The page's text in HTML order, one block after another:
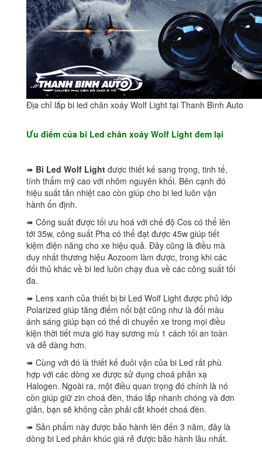
Địa chỉ lắp bi led chân xoáy Wolf Light tại Thanh Bình Auto
Ưu điểm của bi Led chân xoáy Wolf Light đem lại
➠ Bi Led Wolf Light được thiết kế sang trọng, tinh tế,
tính thẩm mỹ cao với nhôm nguyên khối. Bên cạnh đó
hiệu suất tản nhiệt cao còn giúp cho bi led luôn vận
hành ổn định.
➠ Công suất được tối ưu hoá với chế độ Cos có thể lên
tới 35w, công suất Pha có thể đạt được 45w giúp tiết
kiệm điện năng cho xe hiệu quả. Đây cũng là điều mà
duy nhất thương hiệu Aozoom làm được, trong khi các
đối thủ khác về bi led luôn chạy đua về các công suất tối
đa.
➠ Lens xanh của thiết bị bi Led Wolf Light được phủ lớp
Polarized giúp tăng điểm nổi bật cũng như là đổi màu
ánh sáng giúp bạn có thể di chuyển xe trong mọi điều
kiện thời tiết mưa gió hay sương mù 1 cách tối an toàn
và dễ dàng hơn.
➠ Cùng với đó là thiết kế đuôi vặn của bi Led rất phù
hợp với các dòng xe được sử dụng choá phản xạ
Halogen. Ngoài ra, một điều quan trọng đó chính là nó
còn giúp giữ zin choá đèn, tháo lắp nhanh chóng và đơn
giản, bạn sẽ không cần phải cắt khoét choá đèn.
➠ Sản phẩm này được bảo hành lên đến 3 năm, đây là
dòng bi Led phân khúc giá rẻ được bảo hành lâu nhất.